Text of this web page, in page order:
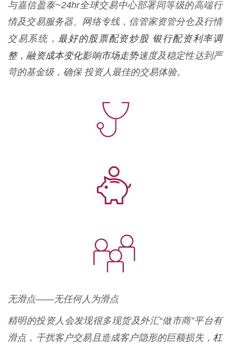
与嘉信盈泰~24hr全球交易中心部署同等级的高端行
情及交易服务器、网络专线，信管家资管分仓及行情
交易系统， 最好的股票配资炒股 银行配资利率调
整，融资成本变化影响市场走势速度及稳定性达到严
苛的基金级，确保 投资人最佳的交易体验。
无滑点——无任何人为滑点
精明的投资人会发现很多现货及外汇“做市商”平台有
滑点，干扰客户交易且造成客户隐形的巨额损失， 杠